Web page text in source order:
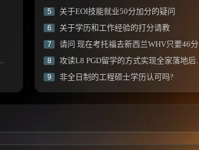
5 关于EOI技能就业50分加分的疑问
6 关于学历和工作经验的打分请教
7 请问 现在考托福去新西兰WHV只要46分？
8 攻读L8 PGD留学的方式实现全家落地后的PR申请路径求问
9 非全日制的工程硕士学历认可吗?